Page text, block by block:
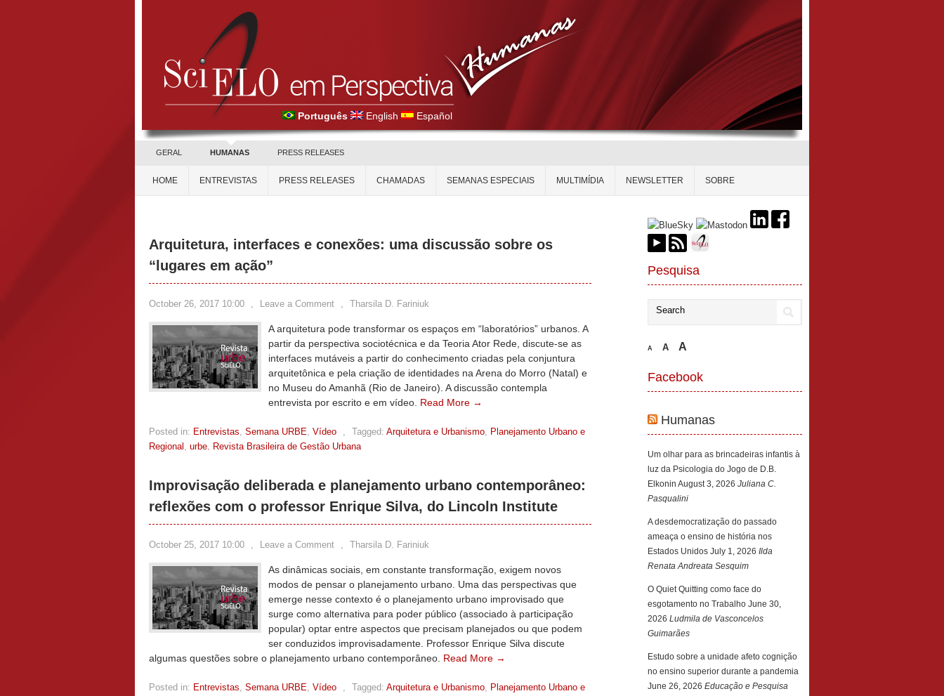
Português English Español
GERAL HUMANAS PRESS RELEASES
HOME ENTREVISTAS PRESS RELEASES CHAMADAS SEMANAS ESPECIAIS MULTIMÍDIA NEWSLETTER SOBRE
Arquitetura, interfaces e conexões: uma discussão sobre os
“lugares em ação”
October 26, 2017 10:00 , Leave a Comment , Tharsila D. Fariniuk
A arquitetura pode transformar os espaços em “laboratórios” urbanos. A
partir da perspectiva sociotécnica e da Teoria Ator Rede, discute-se as
interfaces mutáveis a partir do conhecimento criadas pela conjuntura
arquitetônica e pela criação de identidades na Arena do Morro (Natal) e
no Museu do Amanhã (Rio de Janeiro). A discussão contempla
entrevista por escrito e em vídeo. Read More →
Posted in: Entrevistas, Semana URBE, Vídeo , Tagged: Arquitetura e Urbanismo, Planejamento Urbano e
Regional , urbe. Revista Brasileira de Gestão Urbana
Improvisação deliberada e planejamento urbano contemporâneo:
reflexões com o professor Enrique Silva, do Lincoln Institute
October 25, 2017 10:00 , Leave a Comment , Tharsila D. Fariniuk
As dinâmicas sociais, em constante transformação, exigem novos
modos de pensar o planejamento urbano. Uma das perspectivas que
emerge nesse contexto é o planejamento urbano improvisado que
surge como alternativa para poder público (associado à participação
popular) optar entre aspectos que precisam planejados ou que podem
ser conduzidos improvisadamente. Professor Enrique Silva discute
algumas questões sobre o planejamento urbano contemporâneo. Read More →
Posted in: Entrevistas, Semana URBE, Vídeo , Tagged: Arquitetura e Urbanismo, Planejamento Urbano e
Pesquisa
A A A
Facebook
Humanas
Um olhar para as brincadeiras infantis à
luz da Psicologia do Jogo de D.B.
Elkonin August 3, 2026 Juliana C.
Pasqualini
A desdemocratização do passado
ameaça o ensino de história nos
Estados Unidos July 1, 2026 Ilda
Renata Andreata Sesquim
O Quiet Quitting como face do
esgotamento no Trabalho June 30,
2026 Ludmila de Vasconcelos
Guimarães
Estudo sobre a unidade afeto cognição
no ensino superior durante a pandemia
June 26, 2026 Educação e Pesquisa